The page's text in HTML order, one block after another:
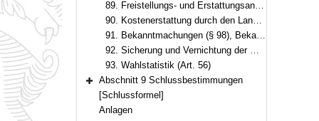
89. Freistellungs- und Erstattungsanspruch, Kosten des Wahlverfahrens (Art. 53, 54)
90. Kostenerstattung durch den Landkreis (Art. 54, § 97)
91. Bekanntmachungen (§ 98), Bekanntgabe
92. Sicherung und Vernichtung der Wahlunterlagen (§§ 99, 100)
93. Wahlstatistik (Art. 56)
Bereich erweitern
Abschnitt 9 Schlussbestimmungen
[Schlussformel]
Anlagen